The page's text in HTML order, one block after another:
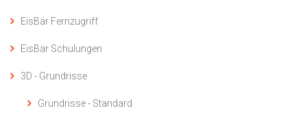
EisBär Fernzugriff
EisBär Schulungen
3D - Grundrisse
Grundrisse - Standard